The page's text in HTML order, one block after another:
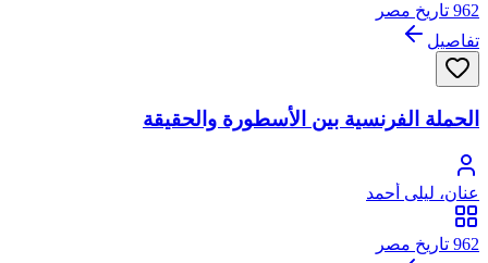
962 تاريخ مصر
تفاصيل
الحملة الفرنسية بين الأسطورة والحقيقة
عنان، ليلى أحمد
962 تاريخ مصر